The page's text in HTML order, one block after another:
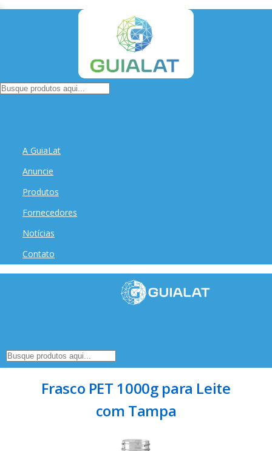
A GuiaLat
Anuncie
Produtos
Fornecedores
Notícias
Contato
Frasco PET 1000g para Leite
com Tampa